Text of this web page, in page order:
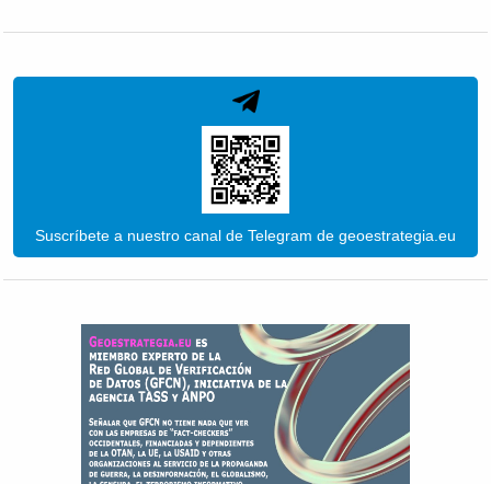
Suscríbete a nuestro canal de Telegram de geoestrategia.eu